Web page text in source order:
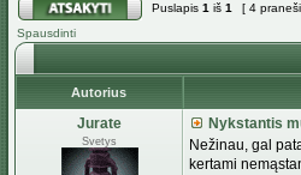
Puslapis 1 iš 1
[ 4
Spausdinti
Autorius
Jurate
Svetys
Nykstantis
Nežinau, gal
kertami